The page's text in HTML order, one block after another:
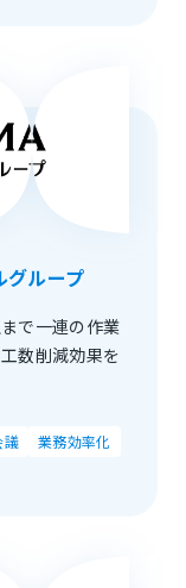
グループ
で一連の作業
数削減効果を
議
業務効率化